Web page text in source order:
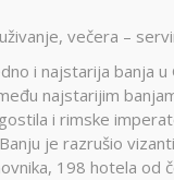
večera –
i najstarija banja
najstarijim
i rimske
je razrušio
198 hotela od